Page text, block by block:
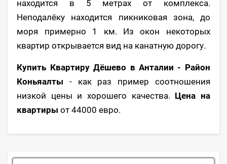
находится в 5 метрах от комплекса.
Неподалёку находится пикниковая зона, до
моря примерно 1 км. Из окон некоторых
квартир открывается вид на канатную дорогу.
Купить Квартиру Дёшево в Анталии - Район
Коньяалты - как раз пример соотношения
низкой цены и хорошего качества. Цена на
квартиры от 44000 евро.